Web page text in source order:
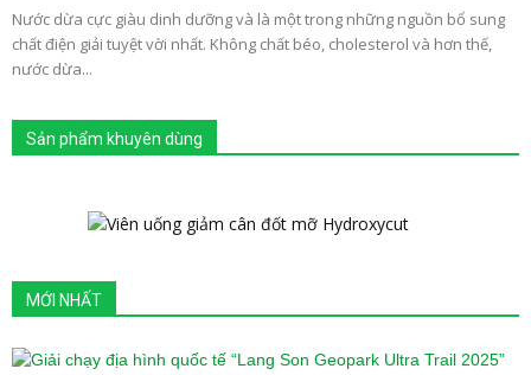
Nước dừa cực giàu dinh dưỡng và là một trong những nguồn bổ sung
chất điện giải tuyệt vời nhất. Không chất béo, cholesterol và hơn thế,
nước dừa...
Sản phẩm khuyên dùng
MỚI NHẤT